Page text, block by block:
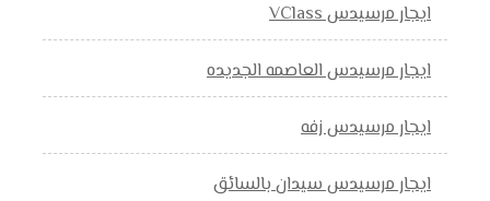
ايجار مرسيدس VClass
ايجار مرسيدس العاصمه الجديده
ايجار مرسيدس زفه
ايجار مرسيدس سيدان بالسائق